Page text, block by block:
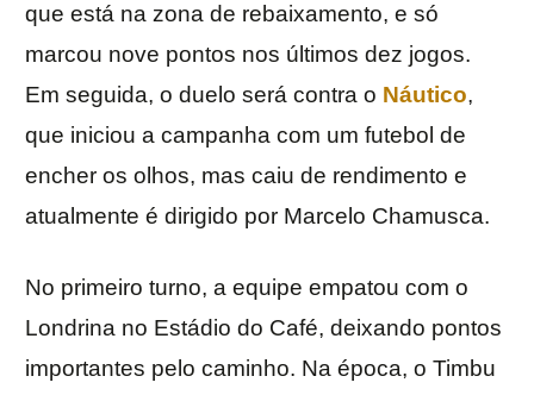
que está na zona de rebaixamento, e só
marcou nove pontos nos últimos dez jogos.
Em seguida, o duelo será contra o Náutico,
que iniciou a campanha com um futebol de
encher os olhos, mas caiu de rendimento e
atualmente é dirigido por Marcelo Chamusca.
No primeiro turno, a equipe empatou com o
Londrina no Estádio do Café, deixando pontos
importantes pelo caminho. Na época, o Timbu